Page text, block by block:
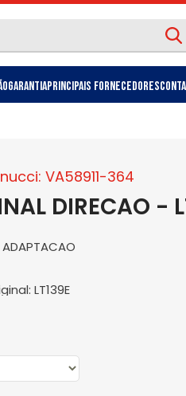
GarantiaPrincipais Fornecedores
VA58911-364
DIRECAO -
LT139E